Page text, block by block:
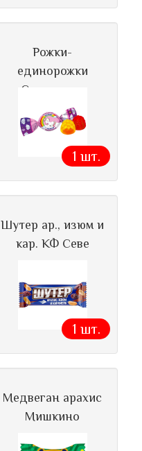
Рожки-
единорожки
Сладуница
1 шт.
Шутер ар., изюм и
кар. КФ Севе
1 шт.
Медвеган арахис
Мишкино